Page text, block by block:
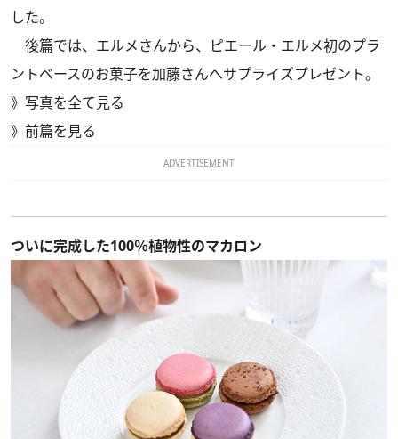
した。
後篇では、エルメさんから、ピエール・エルメ初のプラ
ントベースのお菓子を加藤さんへサプライズプレゼント。
》 写真を全て見る
》 前篇を見る
ADVERTISEMENT
ついに完成した100％植物性のマカロン